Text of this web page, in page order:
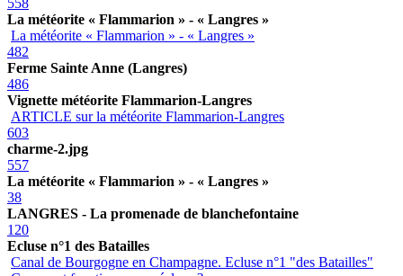
La météorite « Flammarion » - « Langres »
La météorite « Flammarion » - « Langres »
482
Ferme Sainte Anne (Langres)
486
Vignette météorite Flammarion-Langres
ARTICLE sur la météorite Flammarion-Langres
603
charme-2.jpg
557
La météorite « Flammarion » - « Langres »
38
LANGRES - La promenade de blanchefontaine
120
Ecluse n°1 des Batailles
Canal de Bourgogne en Champagne. Ecluse n°1 "des Batailles"